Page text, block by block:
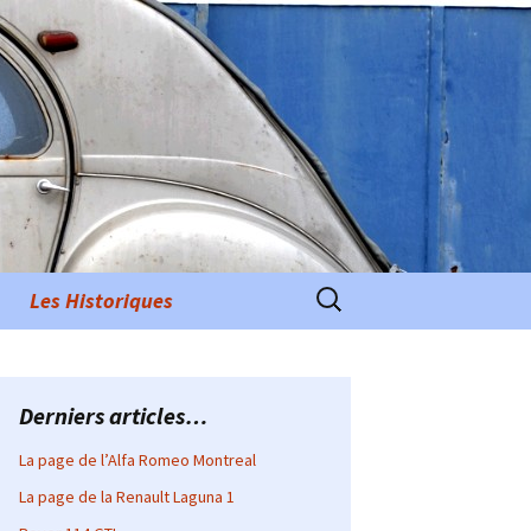
Les Historiques Rechercher :
Derniers articles…
La page de l’Alfa Romeo Montreal
La page de la Renault Laguna 1